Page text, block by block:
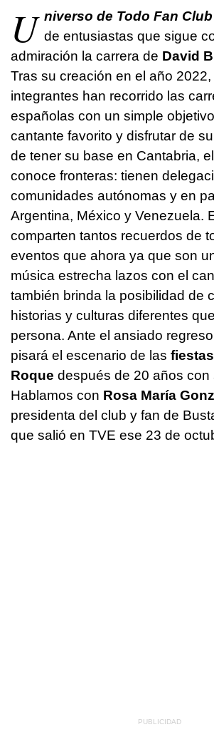
U niverso de Todo Fan Club
de entusiastas que sigue
admiración la carrera de David
Tras su creación en el año 2022,
integrantes han recorrido las
españolas con un simple
cantante favorito y disfrutar de
de tener su base en Cantabria,
conoce fronteras: tienen
comunidades autónomas y en
Argentina, México y Venezuela.
comparten tantos recuerdos de
eventos que ahora ya que son
música estrecha lazos con el
también brinda la posibilidad de
historias y culturas diferentes
persona. Ante el ansiado
pisará el escenario de las
Roque después de 20 años con
Hablamos con Rosa María
presidenta del club y fan de
que salió en TVE ese 23 de